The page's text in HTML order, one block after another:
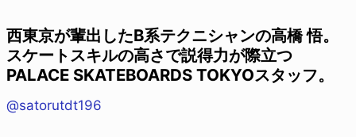
西東京が輩出したB系テクニシャンの高橋 悟。
スケートスキルの高さで説得力が際立つ
PALACE SKATEBOARDS TOKYOスタッフ。
@satorutdt196